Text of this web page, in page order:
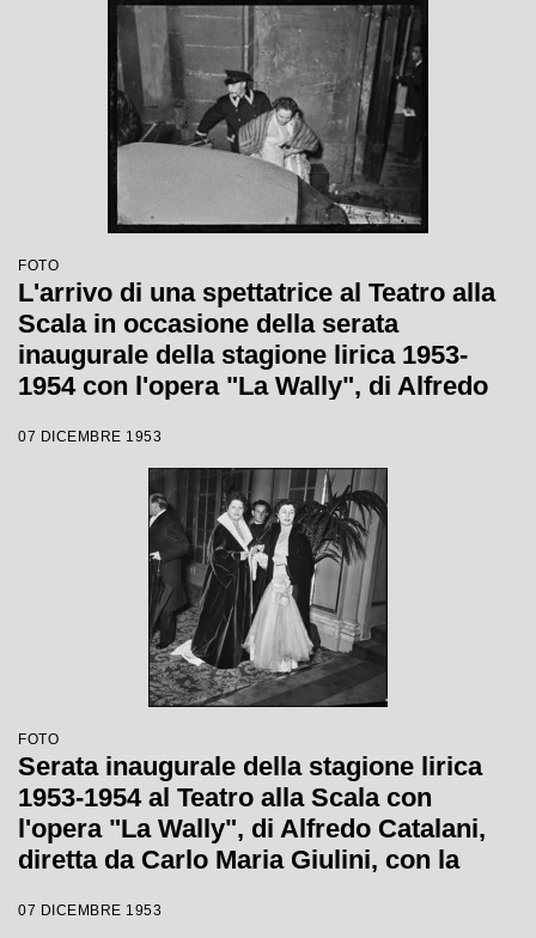
FOTO
L'arrivo di una spettatrice al Teatro alla
Scala in occasione della serata
inaugurale della stagione lirica 1953-
1954 con l'opera "La Wally", di Alfredo
con la regia di Tatiana Pavlova
07 DICEMBRE 1953
FOTO
Serata inaugurale della stagione lirica
1953-1954 al Teatro alla Scala con
l'opera "La Wally", di Alfredo Catalani,
diretta da Carlo Maria Giulini, con la
07 DICEMBRE 1953